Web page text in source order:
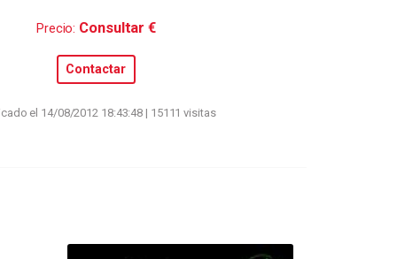
Precio: Consultar €
Contactar
el 14/08/2012 18:43:48 | 15111 visitas